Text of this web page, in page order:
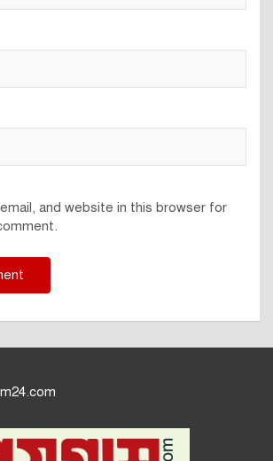
and website in this browser for